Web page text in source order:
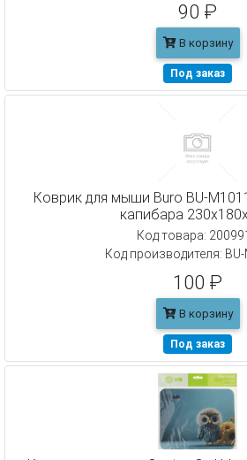
90 ₽
В корзину
Под заказ
Коврик для мыши Buro BU-
капибара
Код товара:
Код производителя:
100 ₽
В корзину
Под заказ